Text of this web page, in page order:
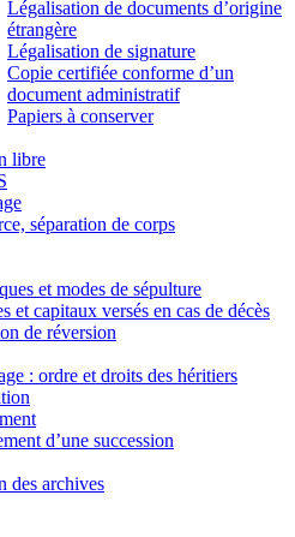
Légalisation de documents d’origine
étrangère
Légalisation de signature
Copie certifiée conforme d’un
document administratif
Papiers à conserver
libre
séparation de corps
et modes de sépulture
et capitaux versés en cas de décès
de réversion
: ordre et droits des héritiers
d’une succession
des archives